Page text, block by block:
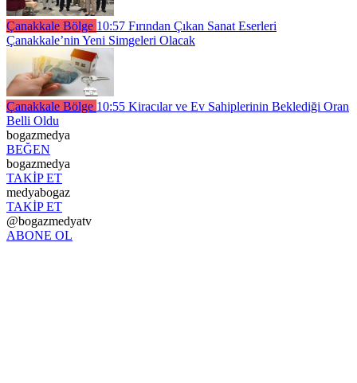
Çanakkale Bölge 10:57 Fırından Çıkan Sanat Eserleri
Çanakkale’nin Yeni Simgeleri Olacak
Çanakkale Bölge 10:55 Kiracılar ve Ev Sahiplerinin Beklediği Oran
Belli Oldu
bogazmedya
BEĞEN
bogazmedya
TAKİP ET
medyabogaz
TAKİP ET
@bogazmedyatv
ABONE OL